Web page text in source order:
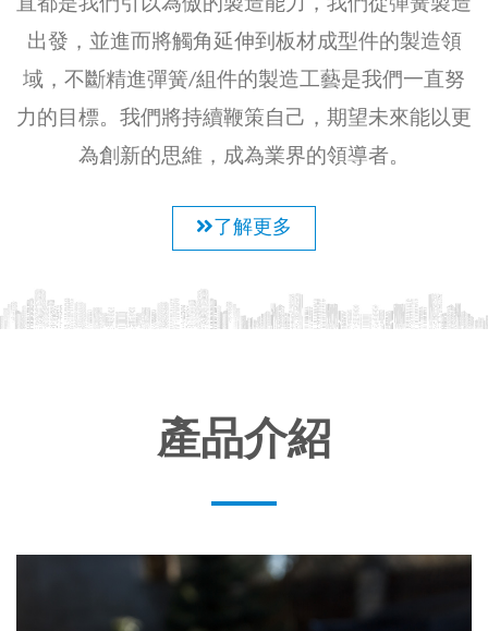
直都是我們引以為傲的製造能力，我們從彈簧製造
出發，並進而將觸角延伸到板材成型件的製造領
域，不斷精進彈簧/組件的製造工藝是我們一直努
力的目標。我們將持續鞭策自己，期望未來能以更
為創新的思維，成為業界的領導者。
了解更多
產品介紹